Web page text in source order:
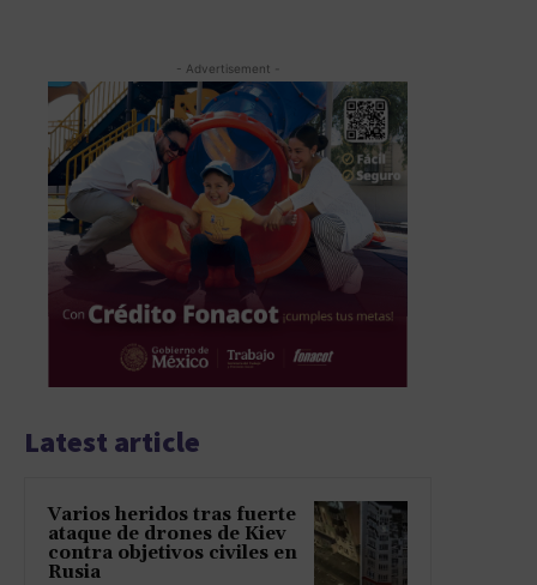
- Advertisement -
Latest article
Varios heridos tras fuerte
ataque de drones de Kiev
contra objetivos civiles en
Rusia